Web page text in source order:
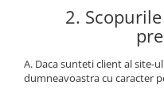
Camasa piston
Cablu acceleratie
Piese Hitachi
Piese Gehl
2.
A. Daca sunteti client al site-
dumneavoastra cu caracter